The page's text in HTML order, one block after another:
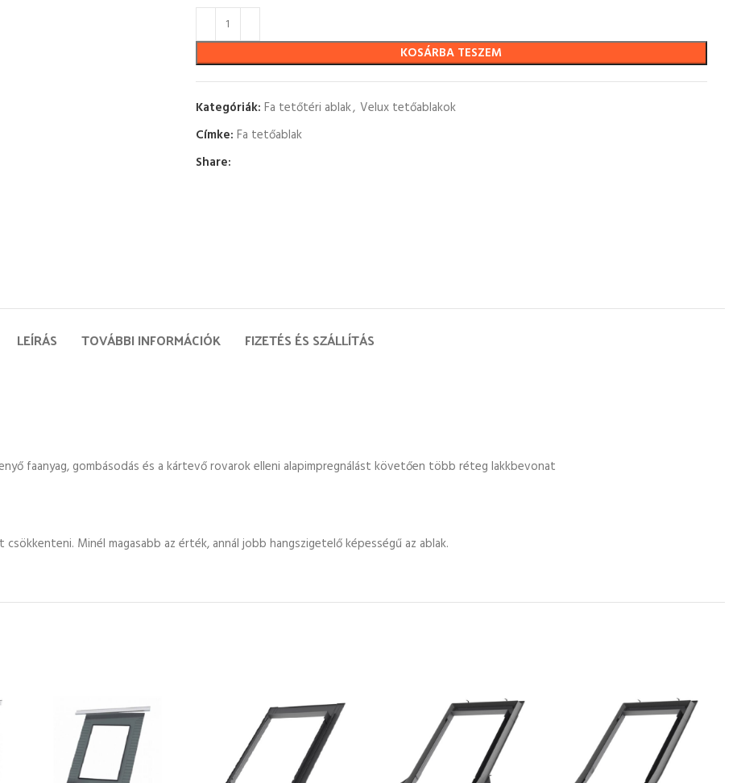
KOSÁRBA TESZEM
Kategóriák: Fa tetőtéri ablak, Velux tetőablakok
Címke: Fa tetőablak
Share:
LEÍRÁS TOVÁBBI INFORMÁCIÓK FIZETÉS ÉS SZÁLLÍTÁS
faanyag, gombásodás és a kártevő rovarok elleni alapimpregnálást követően több réteg lakkbevonat
Minél magasabb az érték, annál jobb hangszigetelő képességű az ablak.